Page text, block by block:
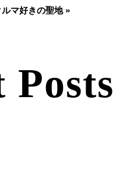
マ好きの聖地 »
Posts